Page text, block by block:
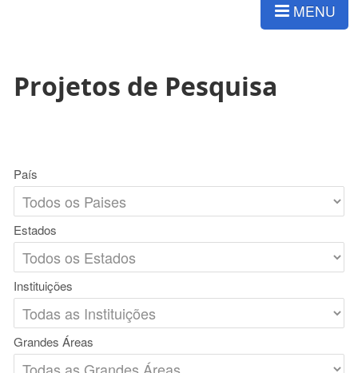
MENU
Projetos de Pesquisa
País
Estados
Instituições
Grandes Áreas